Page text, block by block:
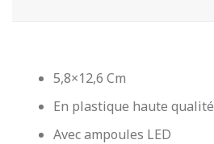
5,8×12,6 Cm
En plastique haute qualité
Avec ampoules LED